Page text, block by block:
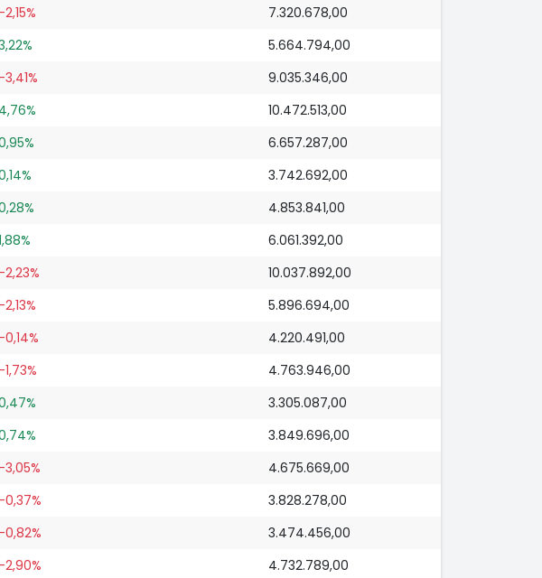
-2,15%
7.320.678,00
5.664.794,00
-3,41%
9.035.346,00
4,76%
10.472.513,00
6.657.287,00
3.742.692,00
4.853.841,00
6.061.392,00
-2,23%
10.037.892,00
-2,13%
5.896.694,00
-0,14%
4.220.491,00
-1,73%
4.763.946,00
3.305.087,00
3.849.696,00
-3,05%
4.675.669,00
-0,37%
3.828.278,00
-0,82%
3.474.456,00
-2,90%
4.732.789,00